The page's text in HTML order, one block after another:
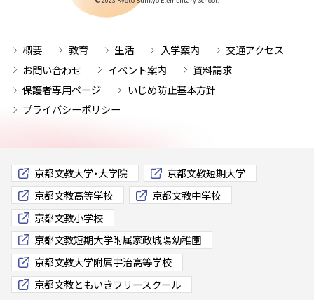
概要 教育 生活 入学案内
交通アクセス
お問い合わせ
イベント案内
資料請求
保護者専用ページ
いじめ防止基本方針
プライバシーポリシー
京都文教大学･大学院
京都文教短期大学
京都文教高等学校
京都文教中学校
京都文教小学校
京都文教短期大学附属家政城陽幼稚園
京都文教大学附属宇治高等学校
京都文教ともいきフリースクール